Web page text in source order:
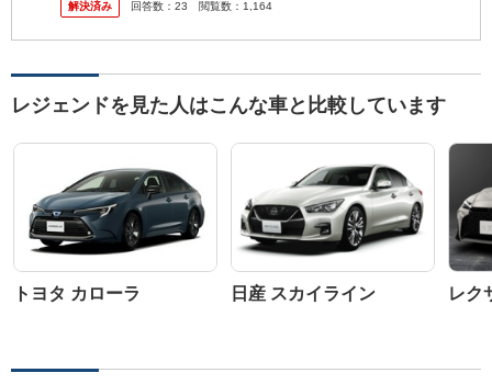
な...
解決済み
回答数： 23 閲覧数： 1,164
レジェンドを見た人はこんな車と比較しています
トヨタ カローラ 日産 スカイライン レク